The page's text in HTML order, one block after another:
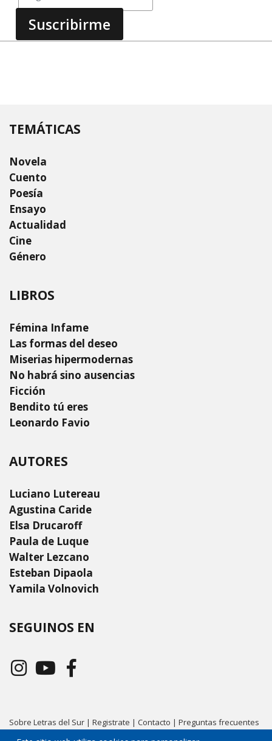
TEMÁTICAS
Novela
Cuento
Poesía
Ensayo
Actualidad
Cine
Género
LIBROS
Fémina Infame
Las formas del deseo
Miserias hipermodernas
No habrá sino ausencias
Ficción
Bendito tú eres
Leonardo Favio
AUTORES
Luciano Lutereau
Agustina Caride
Elsa Drucaroff
Paula de Luque
Walter Lezcano
Esteban Dipaola
Yamila Volnovich
SEGUINOS EN
Sobre Letras del Sur | Registrate | Contacto | Preguntas frecuentes